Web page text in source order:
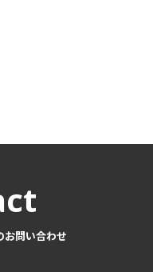
お問い合わせ